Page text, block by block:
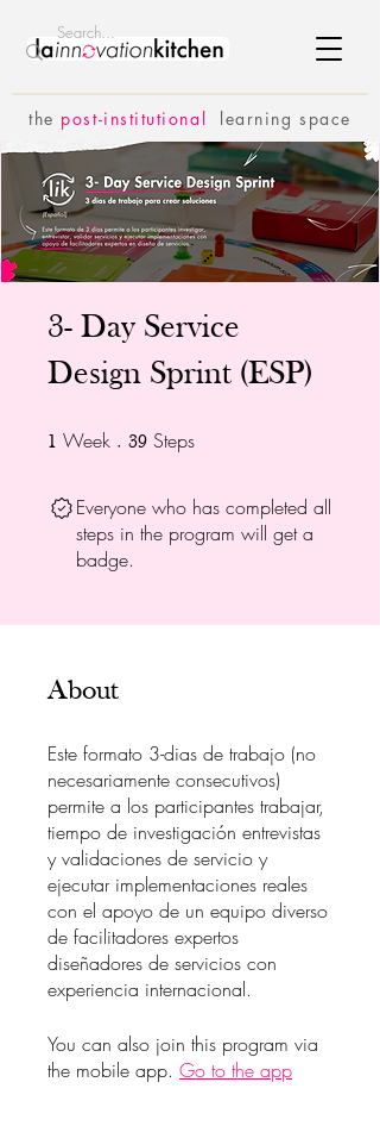
the post-institutional learning space
3- Day Service
Design Sprint (ESP)
1 Week 1 Week
39 Steps
Everyone who has completed all
steps in the program will get a
badge.
About
Este formato 3-dias de trabajo (no
necesariamente consecutivos)
permite a los participantes trabajar,
tiempo de investigación entrevistas
y validaciones de servicio y
ejecutar implementaciones reales
con el apoyo de un equipo diverso
de facilitadores expertos
diseñadores de servicios con
You can also join this program via
the mobile app. Go to the app